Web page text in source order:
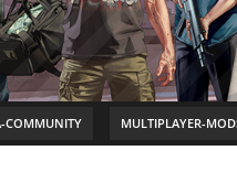
COMMUNITY MULTIPLAYER-